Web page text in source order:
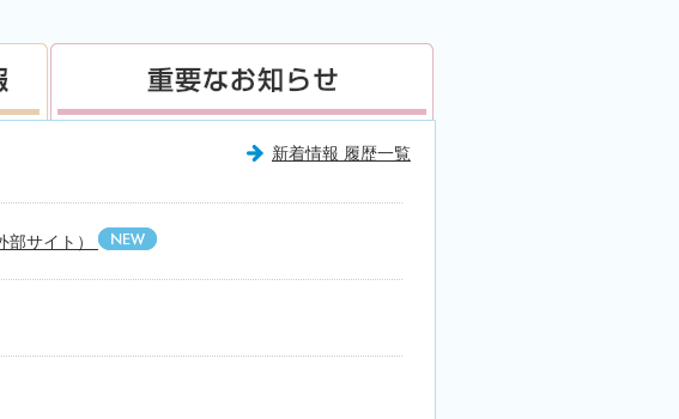
新着情報 履歴一覧